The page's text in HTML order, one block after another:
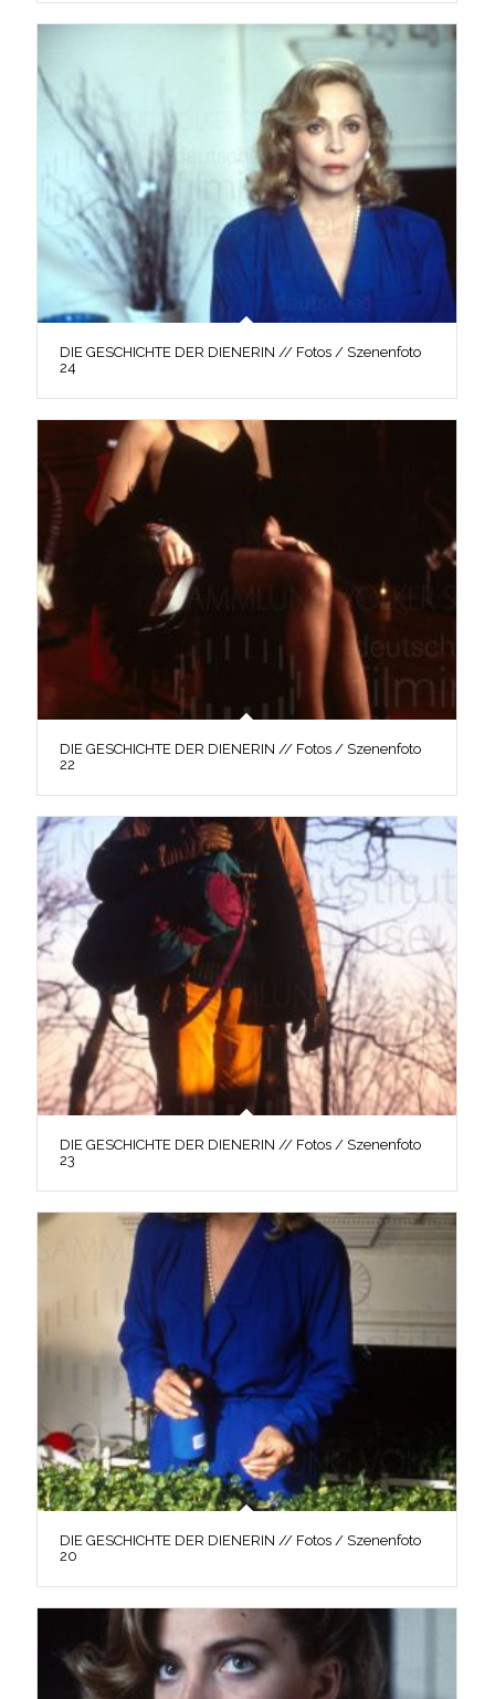
DIE GESCHICHTE DER DIENERIN // Fotos / Szenenfoto
24
DIE GESCHICHTE DER DIENERIN // Fotos / Szenenfoto
22
DIE GESCHICHTE DER DIENERIN // Fotos / Szenenfoto
23
DIE GESCHICHTE DER DIENERIN // Fotos / Szenenfoto
20